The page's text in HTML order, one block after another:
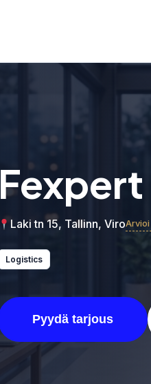
Fexpert
Laki tn 15, Tallinn, ViroArvioi
Logistics
Pyydä tarjous